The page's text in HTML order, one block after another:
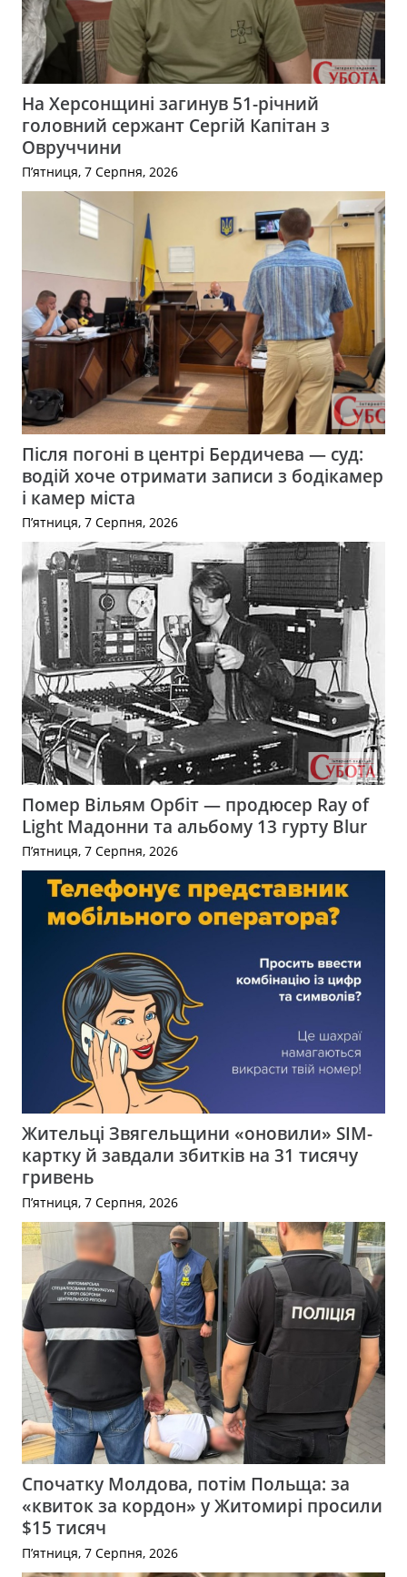
На Херсонщині загинув 51-річний
головний сержант Сергій Капітан з
Овруччини
П’ятниця, 7 Серпня, 2026
Після погоні в центрі Бердичева — суд:
водій хоче отримати записи з бодікамер
і камер міста
П’ятниця, 7 Серпня, 2026
Помер Вільям Орбіт — продюсер Ray of
Light Мадонни та альбому 13 гурту Blur
П’ятниця, 7 Серпня, 2026
Жительці Звягельщини «оновили» SIM-
картку й завдали збитків на 31 тисячу
гривень
П’ятниця, 7 Серпня, 2026
Спочатку Молдова, потім Польща: за
«квиток за кордон» у Житомирі просили
$15 тисяч
П’ятниця, 7 Серпня, 2026